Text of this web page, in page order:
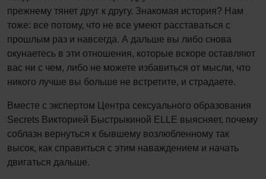
прежнему тянет друг к другу. Знакомая история? Нам
тоже: все потому, что не все умеют расставаться с
прошлым раз и навсегда. А дальше вы либо снова
окунаетесь в эти отношения, которые вскоре оставляют
вас ни с чем, либо не можете избавиться от мысли, что
никого лучше вы больше не встретите, и страдаете.
Вместе с экспертом Центра сексуального образования
Secrets Викторией Быстрыкиной ELLE выясняет, почему
соблазн вернуться к бывшему возлюбленному так
высок, как справиться с этим наваждением и начать
двигаться дальше.